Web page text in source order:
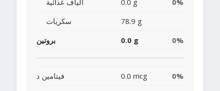
ألياف غذائية 0.0 g
0%
سكريات
78.9 g
بروتين
0.0 g 0%
فيتامين د 0.0 mcg
0%